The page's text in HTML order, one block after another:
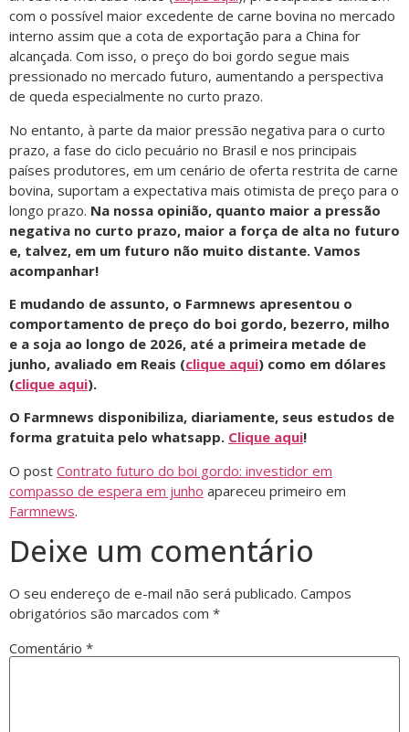
com o possível maior excedente de carne bovina no mercado
interno assim que a cota de exportação para a China for
alcançada. Com isso, o preço do boi gordo segue mais
pressionado no mercado futuro, aumentando a perspectiva
de queda especialmente no curto prazo.
No entanto, à parte da maior pressão negativa para o curto
prazo, a fase do ciclo pecuário no Brasil e nos principais
países produtores, em um cenário de oferta restrita de carne
bovina, suportam a expectativa mais otimista de preço para o
longo prazo. Na nossa opinião, quanto maior a pressão
negativa no curto prazo, maior a força de alta no futuro
e, talvez, em um futuro não muito distante. Vamos
acompanhar!
E mudando de assunto, o Farmnews apresentou o
comportamento de preço do boi gordo, bezerro, milho
e a soja ao longo de 2026, até a primeira metade de
junho, avaliado em Reais (clique aqui) como em dólares
(clique aqui).
O Farmnews disponibiliza, diariamente, seus estudos de
forma gratuita pelo whatsapp. Clique aqui!
O post Contrato futuro do boi gordo: investidor em
compasso de espera em junho apareceu primeiro em
Farmnews.
Deixe um comentário
O seu endereço de e-mail não será publicado. Campos
obrigatórios são marcados com *
Comentário *